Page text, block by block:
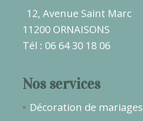
12, Avenue Saint Marc
11200 ORNAISONS
Tél : 06 64 30 18 06
Nos services
Décoration de mariages